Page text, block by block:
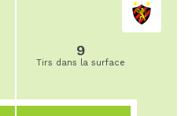
9
Tirs dans la surface